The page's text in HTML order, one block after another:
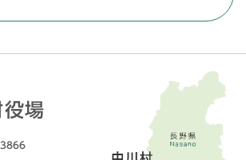
役場